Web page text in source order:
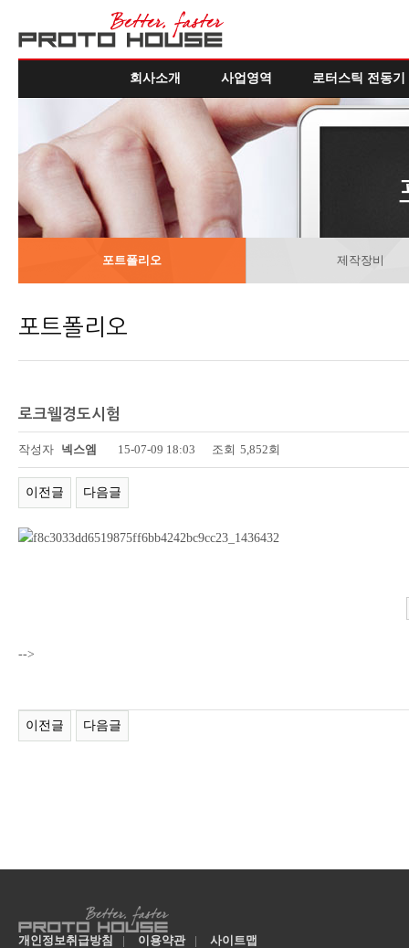
회사소개 사업영역 로터스틱 전동기
포트폴리오 제작장비
포트폴리오
로크웰경도시험
페이지 정보
작성자 넥스엠 15-07-09 18:03 조회 5,852회
이전글 다음글
-->
이전글 다음글
개인정보취급방침 | 이용약관 | 사이트맵